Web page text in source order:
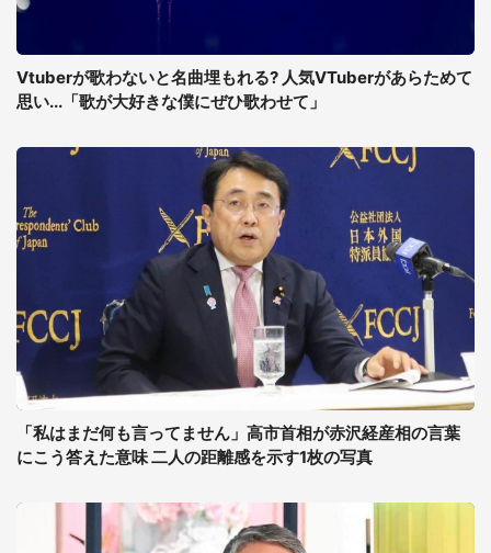
Vtuberが歌わないと名曲埋もれる? 人気VTuberがあらためて
思い...「歌が大好きな僕にぜひ歌わせて」
「私はまだ何も言ってません」高市首相が赤沢経産相の言葉
にこう答えた意味 二人の距離感を示す1枚の写真